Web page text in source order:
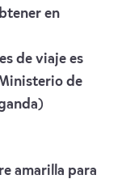
en
de viaje es
de
amarilla para